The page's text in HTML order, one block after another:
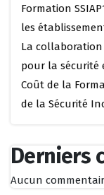
Formation
les
La collaboration
pour la sécurité
Coût de la
de la Sécurité
Derniers
Aucun